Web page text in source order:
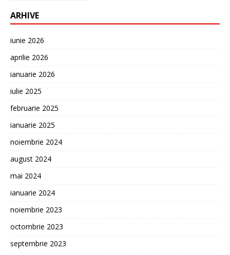
ARHIVE
iunie 2026
aprilie 2026
ianuarie 2026
iulie 2025
februarie 2025
ianuarie 2025
noiembrie 2024
august 2024
mai 2024
ianuarie 2024
noiembrie 2023
octombrie 2023
septembrie 2023